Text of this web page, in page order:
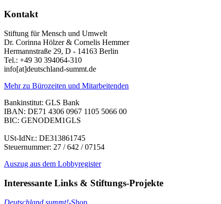
Kontakt
Stiftung für Mensch und Umwelt
Dr. Corinna Hölzer & Cornelis Hemmer
Hermannstraße 29, D - 14163 Berlin
Tel.: +49 30 394064-310
info[at]deutschland-summt.de
Mehr zu Bürozeiten und Mitarbeitenden
Bankinstitut: GLS Bank
IBAN: DE71 4306 0967 1105 5066 00
BIC: GENODEM1GLS
USt-IdNr.: DE313861745
Steuernummer: 27 / 642 / 07154
Auszug aus dem Lobbyregister
Interessante Links & Stiftungs-Projekte
Deutschland summt!-Shop